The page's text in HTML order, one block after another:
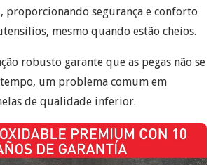
proporcionando segurança e conforto
mesmo quando estão cheios.
robusto garante que as pegas não se
um problema comum em
de qualidade inferior.